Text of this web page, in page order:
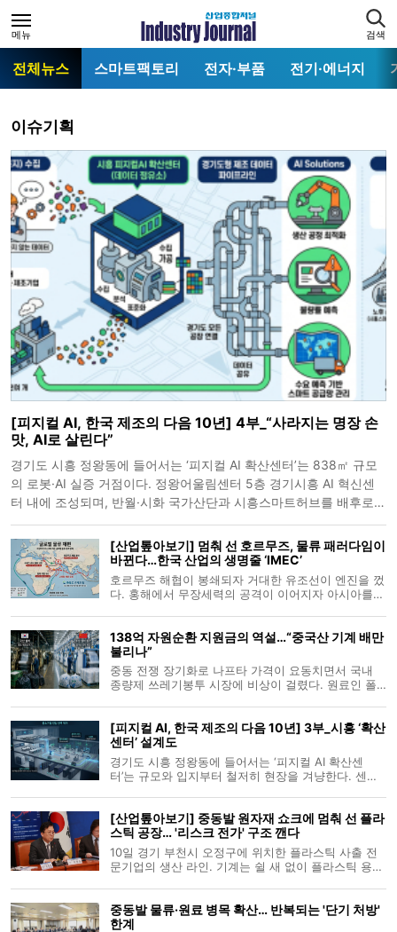
메뉴 검색
전체뉴스 스마트팩토리 전자·부품 전기·에너지
이슈기획
[피지컬 AI, 한국 제조의 다음 10년] 4부_“사라지는 명장 손
맛, AI로 살린다”
경기도 시흥 정왕동에 들어서는 ‘피지컬 AI 확산센터’는 838㎡ 규모
의 로봇·AI 실증 거점이다. 정왕어울림센터 5층 경기시흥 AI 혁신센
터 내에 조성되며, 반월·시화 국가산단과 시흥스마트허브를 배후로
과 유사한 조건에서 시험[산업톺아보기] 멈춰 선 호르무즈, 물류 패러다임이
바뀐다…한국 산업의 생명줄 ‘IMEC’
호르무즈 해협이 봉쇄되자 거대한 유조선이 엔진을 껐
다. 홍해에서 무장세력의 공격이 이어지자 아시아를
이 불과 몇 개의 좁은 바닷길에 과도하게 묶여 있다는
치명적인 취약성이 수면 위로 드
138억 자원순환 지원금의 역설…“중국산 기계 배만
불리나”
중동 전쟁 장기화로 나프타 가격이 요동치면서 국내
종량제 쓰레기봉투 시장에 비상이 걸렸다. 원료인 폴
138억 원의 추가경정예산을 투입하는 카드를 꺼냈다.
자원순환을 명분으로 풀린 예산이
[피지컬 AI, 한국 제조의 다음 10년] 3부_시흥 ‘확산
센터’ 설계도
경기도 시흥 정왕동에 들어서는 ‘피지컬 AI 확산센
터’는 규모와 입지부터 철저히 현장을 겨냥한다. 센터
유사한 조건서 시험하는 실증 공간으로 운영된다. 1월
말부터 한 달간 진행된 입
[산업톺아보기] 중동발 원자재 쇼크에 멈춰 선 플라
스틱 공장… '리스크 전가' 구조 깬다
10일 경기 부천시 오정구에 위치한 플라스틱 사출 전
문기업의 생산 라인. 기계는 쉴 새 없이 플라스틱 용기
틱 수지 가격이 치솟았지만, 수요 기업에 납품하는 단
가는 요지부동이기 때문이다.
중동발 물류·원료 병목 확산… 반복되는 '단기 처방'
한계